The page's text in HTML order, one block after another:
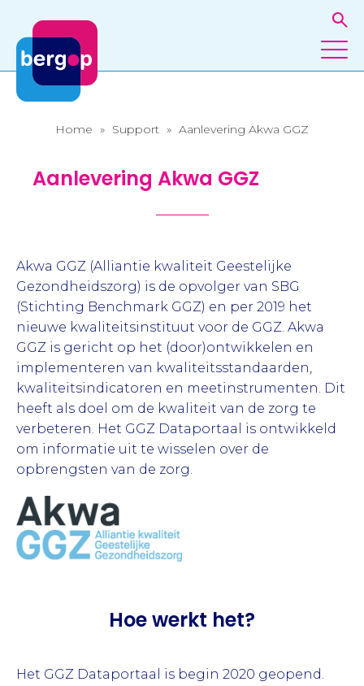
Home » Support » Aanlevering Akwa GGZ
Aanlevering Akwa GGZ
Akwa GGZ (Alliantie kwaliteit Geestelijke
Gezondheidszorg) is de opvolger van SBG
(Stichting Benchmark GGZ) en per 2019 het
nieuwe kwaliteitsinstituut voor de GGZ. Akwa
GGZ is gericht op het (door)ontwikkelen en
implementeren van kwaliteitsstandaarden,
kwaliteitsindicatoren en meetinstrumenten. Dit
heeft als doel om de kwaliteit van de zorg te
verbeteren. Het GGZ Dataportaal is ontwikkeld
om informatie uit te wisselen over de
opbrengsten van de zorg.
Hoe werkt het?
Het GGZ Dataportaal is begin 2020 geopend.